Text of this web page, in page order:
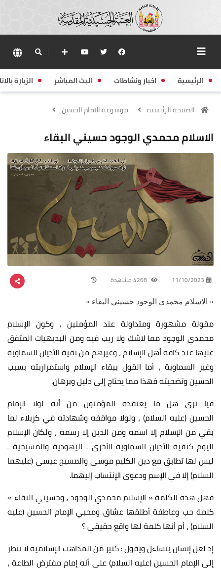
الرئيسية اخبار ونشاطات البث المباشر الزيارة
الصفحة الرئيسية موسوعة الامام الحسين
الاسلام محمدي الوجود حسيني البقاء
11/10/2023
« الاسلام محمدي الوجود حسيني البقاء »
مقولة مشهورة ومتداولة عند المؤمنين ، وكون الإسلام
محمدي الوجود مما لاشك ولا ريب فيه ومن البديهيات المتفق
عليها عند كافة أهل الإسلام ، وغيرهم من بقية الأديان السماوية
وغير السماوية ، أما القول ببقاء الإسلام واستمراريته بسبب
الحسين وتضحيته فهذا مما يحتاج إلى دليل وبرهان.
فيا ترى هل ما يعتقده المؤمنون من أنه لولا الإمام
الحسين (عليه السلام) ، ولولا مواقفه وشهادته في كربلاء لما
بقي من الإسلام إلا اسمه ومن الدين إلا رسمه ، ولكان الإسلام
اليوم كبقية الأديان السماوية الأخرى ـ اليهودية والمسيحية ـ
ليس لها تطابق مع دين الكليم موسى والمسيح عيسى (عليهما
السلام) إلا في الإسم ودعوى الإنتساب إليهما.
فهل هذه الكلمة « الإسلام محمدي الوجود ، وحسيني البقاء »
كلمة حب وعاطفة أطلقها عشاق ومحبي الإمام الحسين (عليه
السلام) ، أم أنها كلمة لها واقع حقيقي ؟
إذ لعل إنسان يتساءل ويقول : كثير من المذاهب الإسلامية لا تنظر
إلى الإمام الحسين (عليه السلام) على أنه إمام مفترض الطاعة ،